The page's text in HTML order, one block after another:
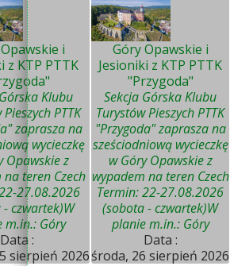
i
z KTP PTTK
Klubu
PTTK
zaprasza na
wycieczkę
Opawskie z
teren Czech
27.08.2026
czwartek)W
m.in.: Góry
Data :
sierpień 2026
Góry Opawskie i
Jesioniki z KTP PTTK
"Przygoda"
Sekcja Górska Klubu
Turystów Pieszych PTTK
"Przygoda" zaprasza na
sześciodniową wycieczkę
w Góry Opawskie z
wypadem na teren Czech
Termin: 22-27.08.2026
(sobota - czwartek)W
planie m.in.: Góry
Data :
środa, 26 sierpień 2026